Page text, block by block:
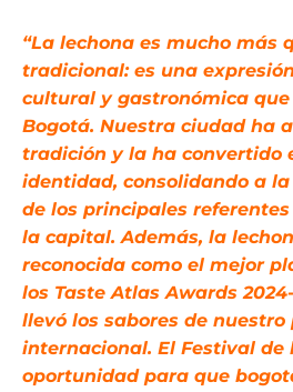
“La lechona es mucho más
tradicional: es una
cultural y gastronómica
Bogotá. Nuestra ciudad ha
tradición y la ha convertido
identidad, consolidando a
de los principales
la capital. Además, la
reconocida como el mejor
los Taste Atlas Awards
llevó los sabores de
internacional. El Festival de
oportunidad para que